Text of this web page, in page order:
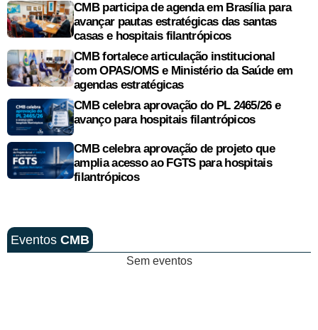
CMB participa de agenda em Brasília para
avançar pautas estratégicas das santas
casas e hospitais filantrópicos
CMB fortalece articulação institucional
com OPAS/OMS e Ministério da Saúde em
agendas estratégicas
CMB celebra aprovação do PL 2465/26 e
avanço para hospitais filantrópicos
CMB celebra aprovação de projeto que
amplia acesso ao FGTS para hospitais
filantrópicos
Eventos CMB
Sem eventos